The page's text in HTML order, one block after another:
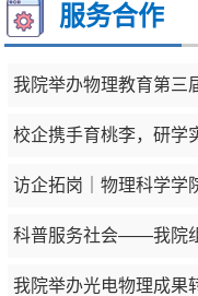
服务合作
我院举办物理教育第三
校企携手育桃李，研
访企拓岗｜物理科学学
科普服务社会——我院
我院举办光电物理成果